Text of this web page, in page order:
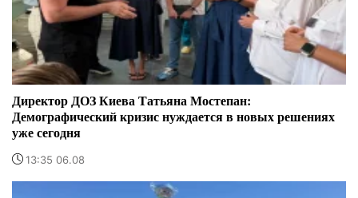
Директор ДОЗ Киева Татьяна Мостепан:
Демографический кризис нуждается в новых решениях
уже сегодня
13:35 06.08